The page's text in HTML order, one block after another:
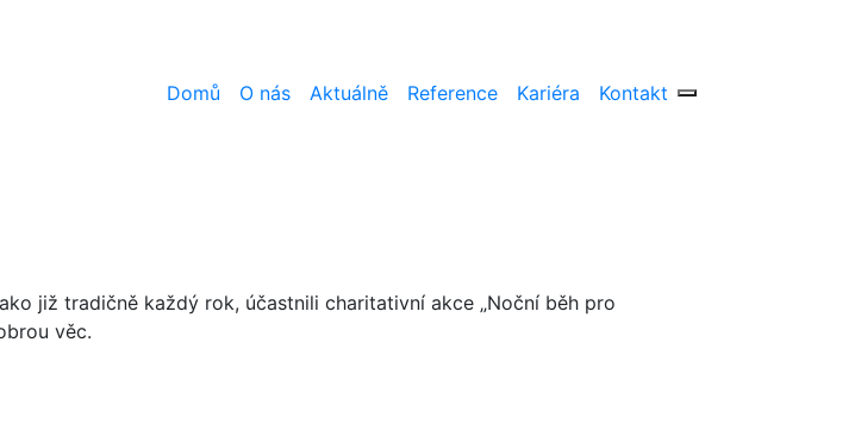
Domů O nás Aktuálně Reference Kariéra Kontakt
již tradičně každý rok, účastnili charitativní akce „Noční běh pro
věc.